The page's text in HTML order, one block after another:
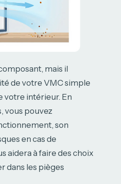
mais il
de votre VMC simple
votre intérieur. En
vous pouvez
son
en cas de
aidera à faire des choix
dans les pièges